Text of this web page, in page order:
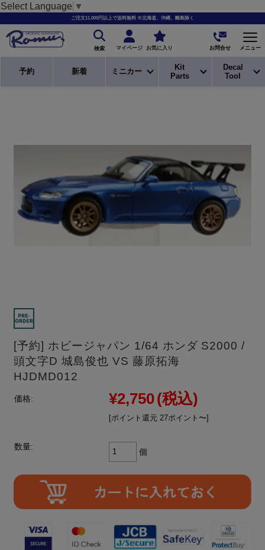
Select Language ▼
ご注文11,000円以上で送料無料 ※北海道、沖縄、離島除く
検索 マイページ お気に入り お問合せ メニュー
予約 新着 ミニカー
Kit
Parts
Decal
Tool
[予約] ホビージャパン 1/64 ホンダ S2000 /
頭文字D 城島俊也 VS 藤原拓海
HJDMD012
価格: ¥2,750(税込)
[ポイント還元 27ポイント〜]
数量:
個